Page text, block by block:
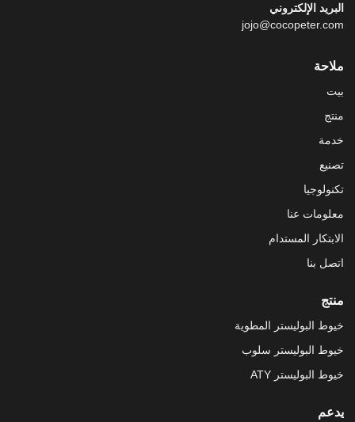
البريد الإلكتروني
jojo@cocopeter.com
ملاحة
بيت
منتج
خدمة
تصنيع
تكنولوجيا
معلومات عنا
الابتكار المستدام
اتصل بنا
منتج
خيوط البوليستر المطوية
خيوط البوليستر سلوب
خيوط البوليستر ATY
يدعم